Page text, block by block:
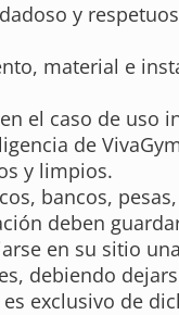
y
material e
el caso de
de
y limpios.
bancos,
deben
en su sitio
debiendo
exclusivo de